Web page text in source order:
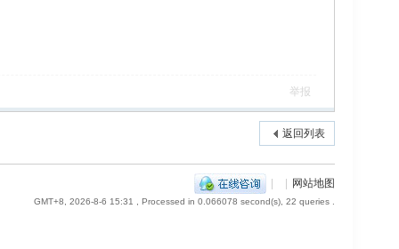
举报
返回列表
| | 网站地图
GMT+8, 2026-8-6 15:31 , Processed in 0.066078 second(s), 22 queries .